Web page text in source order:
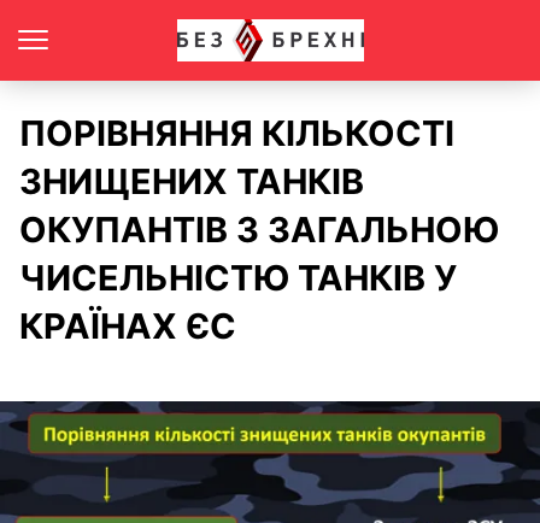
ПОРІВНЯННЯ КІЛЬКОСТІ
ЗНИЩЕНИХ ТАНКІВ
ОКУПАНТІВ З ЗАГАЛЬНОЮ
ЧИСЕЛЬНІСТЮ ТАНКІВ У
КРАЇНАХ ЄС